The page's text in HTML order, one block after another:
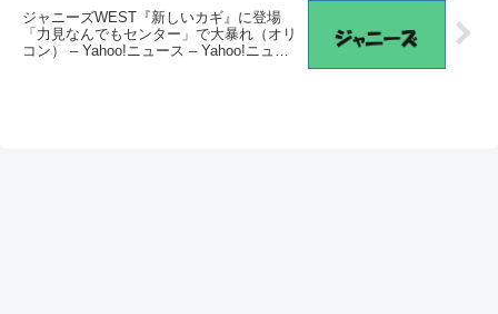
ジャニーズWEST『新しいカギ』に登場
「力見なんでもセンター」で大暴れ（オリ
コン） – Yahoo!ニュース – Yahoo!ニュー